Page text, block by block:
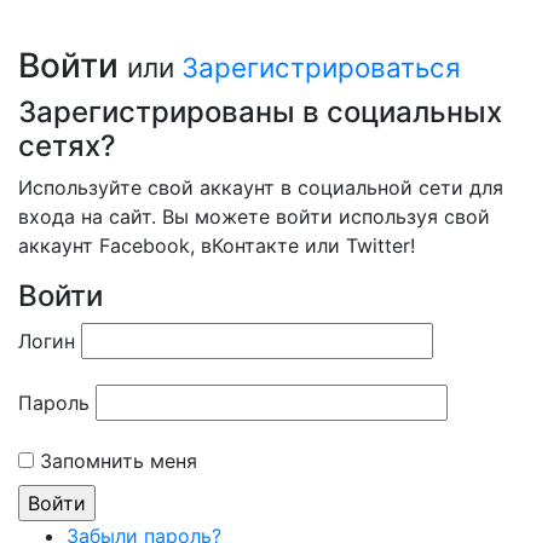
Войти или Зарегистрироваться
Зарегистрированы в социальных
сетях?
Используйте свой аккаунт в социальной сети для
входа на сайт. Вы можете войти используя свой
аккаунт Facebook, вКонтакте или Twitter!
Войти
Логин
Пароль
Запомнить меня
Забыли пароль?